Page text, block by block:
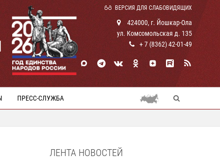
ВЕРСИЯ ДЛЯ СЛАБОВИДЯЩИХ
424000, г. Йошкар-Ола
ул. Комсомольская д. 135
+ 7 (8362) 42-01-49
ПРЕСС-СЛУЖБА
ЛЕНТА НОВОСТЕЙ